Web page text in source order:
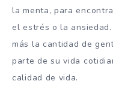
la menta, para
el estrés o la
más la cantidad de
parte de su vida
calidad de vida.